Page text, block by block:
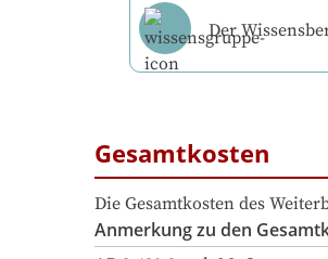
Der
Gesamtkosten
Die Gesamtkosten des
Anmerkung zu den